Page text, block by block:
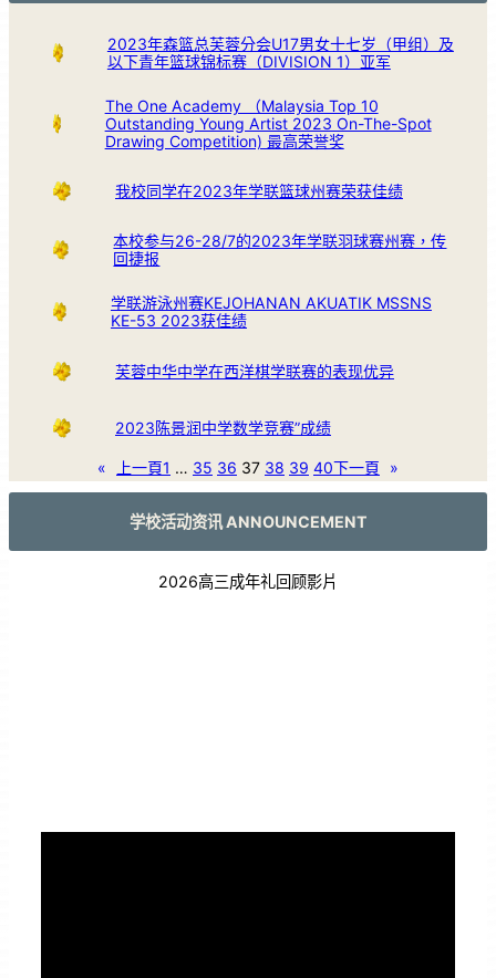
2023年森篮总芙蓉分会U17男女十七岁（甲组）及
以下青年篮球锦标赛（DIVISION 1）亚军
The One Academy （Malaysia Top 10
Outstanding Young Artist 2023 On-The-Spot
Drawing Competition) 最高荣誉奖
我校同学在2023年学联篮球州赛荣获佳绩
本校参与26-28/7的2023年学联羽球赛州赛，传
回捷报
学联游泳州赛KEJOHANAN AKUATIK MSSNS
KE-53 2023获佳绩
芙蓉中华中学在西洋棋学联赛的表现优异
2023陈景润中学数学竞赛”成绩
« 上一頁1 … 35 36 37 38 39 40下一頁 »
学校活动资讯 ANNOUNCEMENT
2026高三成年礼回顾影片